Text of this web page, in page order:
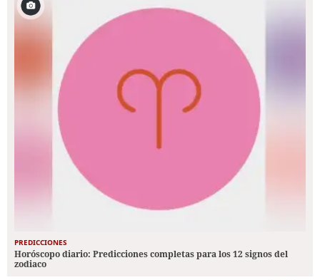
PREDICCIONES
Horóscopo diario: Predicciones completas para los 12 signos del
zodiaco